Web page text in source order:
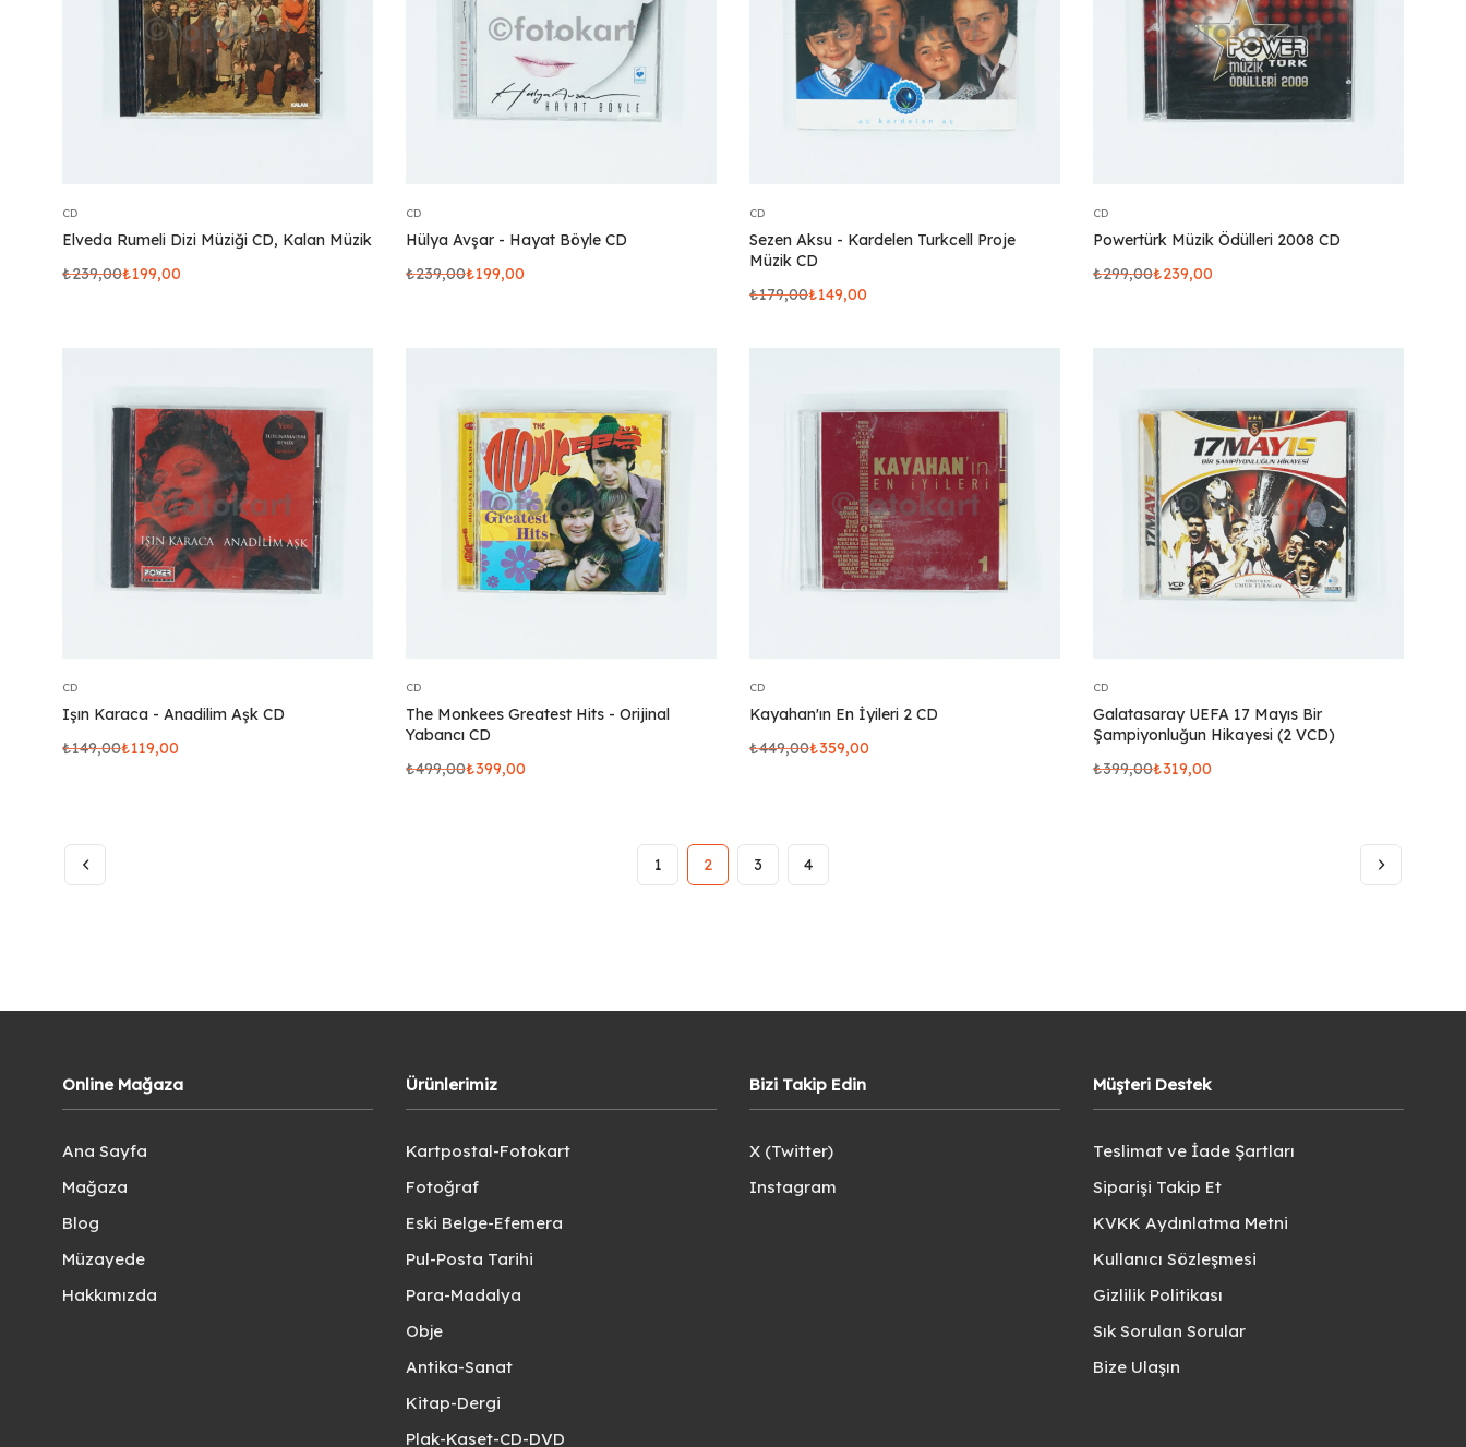
CD
Elveda Rumeli Dizi Müziği CD, Kalan Müzik
₺239,00₺199,00
CD
Hülya Avşar - Hayat Böyle CD
₺239,00₺199,00
CD
Sezen Aksu - Kardelen Turkcell Proje
Müzik CD
₺179,00₺149,00
CD
Powertürk Müzik Ödülleri 2008 CD
₺299,00₺239,00
CD
Işın Karaca - Anadilim Aşk CD
₺149,00₺119,00
CD
The Monkees Greatest Hits - Orijinal
Yabancı CD
₺499,00₺399,00
CD
Kayahan'ın En İyileri 2 CD
₺449,00₺359,00
CD
Galatasaray UEFA 17 Mayıs Bir
Şampiyonluğun Hikayesi (2 VCD)
₺399,00₺319,00
1 2 3 4
Online Mağaza
Ana Sayfa
Mağaza
Blog
Müzayede
Hakkımızda
Ürünlerimiz
Kartpostal-Fotokart
Fotoğraf
Eski Belge-Efemera
Pul-Posta Tarihi
Para-Madalya
Obje
Antika-Sanat
Kitap-Dergi
Plak-Kaset-CD-DVD
Bizi Takip Edin
X (Twitter)
Instagram
Müşteri Destek
Teslimat ve İade Şartları
Siparişi Takip Et
KVKK Aydınlatma Metni
Kullanıcı Sözleşmesi
Gizlilik Politikası
Sık Sorulan Sorular
Bize Ulaşın